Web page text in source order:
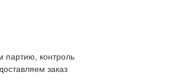
партию, контроль
заказ